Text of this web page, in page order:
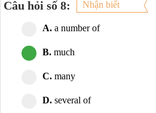
Câu hỏi số 8: Nhận biết
A. a number of
B. much
C. many
D. several of